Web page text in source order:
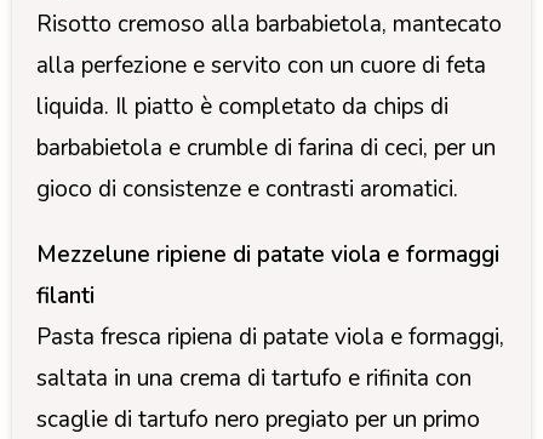
Risotto cremoso alla barbabietola, mantecato
alla perfezione e servito con un cuore di feta
liquida. Il piatto è completato da chips di
barbabietola e crumble di farina di ceci, per un
gioco di consistenze e contrasti aromatici.
Mezzelune ripiene di patate viola e formaggi
filanti
Pasta fresca ripiena di patate viola e formaggi,
saltata in una crema di tartufo e rifinita con
scaglie di tartufo nero pregiato per un primo